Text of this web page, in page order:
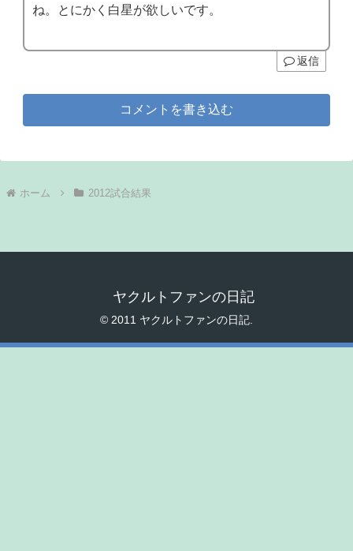
ね。とにかく白星が欲しいです。
返信
コメントを書き込む
ホーム 2012試合結果
ヤクルトファンの日記
© 2011 ヤクルトファンの日記.